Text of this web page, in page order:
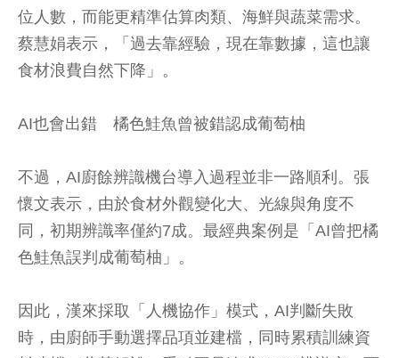
位人數，而能更精準估算肉類、海鮮與蔬菜需求。
蔡慧娟表示，「過去靠經驗，現在靠數據，這也讓
食材浪費自然下降」。
AI也會出錯 橘色鮭魚曾被錯認成葡萄柚
不過，AI廚餘辨識機台導入過程並非一路順利。張
懷文表示，由於食材外觀變化大、光線與角度不
同，初期辨識率僅約7成。最經典案例是「AI曾把橘
色鮭魚誤判成葡萄柚」。
因此，漢來採取「人機協作」模式，AI判斷失敗
時，由廚師手動選擇品項並建檔，同時累積訓練資